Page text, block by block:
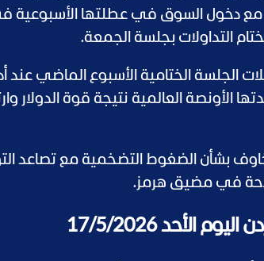
الأحد 17/5/2026، مع دخول السوق في عطلتها
التداولات بجلسة الجمعة.
الأونصة العالمية نتيجة قوة الدولار
بشأن الضغوط التضخمية مع تصاعد
في مضيق هرمز.
الأحد 17/5/2026